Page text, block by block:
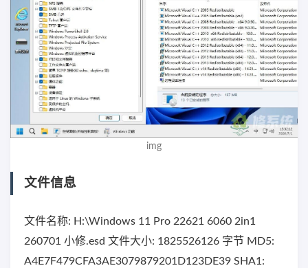
img
文件信息
文件名称: H:\Windows 11 Pro 22621 6060 2in1
260701 小修.esd 文件大小: 1825526126 字节 MD5:
A4E7F479CFA3AE3079879201D123DE39 SHA1: